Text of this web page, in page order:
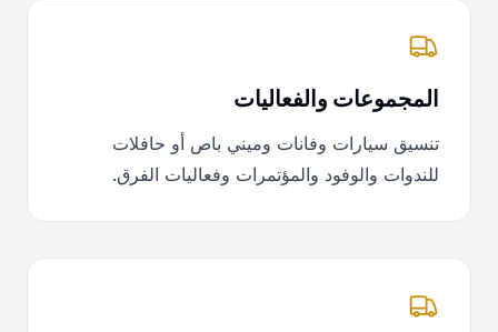
المجموعات والفعاليات
تنسيق سيارات وفانات وميني باص أو حافلات
للندوات والوفود والمؤتمرات وفعاليات الفرق.